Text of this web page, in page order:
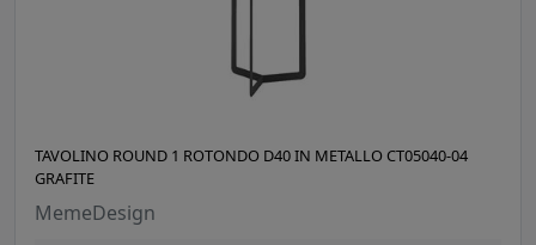
TAVOLINO ROUND 1 ROTONDO D40 IN METALLO CT05040-04
GRAFITE
MemeDesign